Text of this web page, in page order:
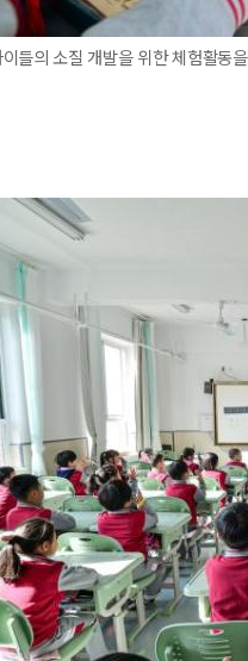
들의 소질 개발을 위한 체험활